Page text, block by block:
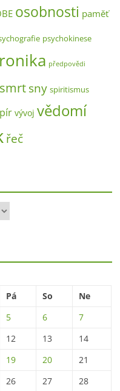
osobnosti paměť
psychokinese
předpovědi
smrtsny spiritismus
vývoj vědomí
řeč
Pá So
Ne
5 6
7
12 13
14
19 20
21
26 27 28